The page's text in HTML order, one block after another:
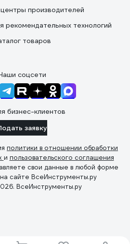
производителей
рекомендательных технологий
товаров
соцсети
бизнес-клиентов
заявку
политики в отношении обработки
и пользовательского соглашения
свои данные в любой форме
сайте ВсеИнструменты.ру
ВсеИнструменты.ру